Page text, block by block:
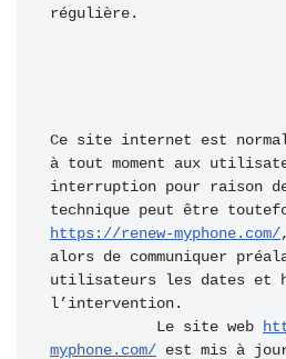
régulière.
Ce site internet est
à tout moment aux
interruption pour raison de
https://renew-myphone.com/
alors de communiquer
utilisateurs les dates et
l’intervention.
            Le site web
myphone.com/ est mis à